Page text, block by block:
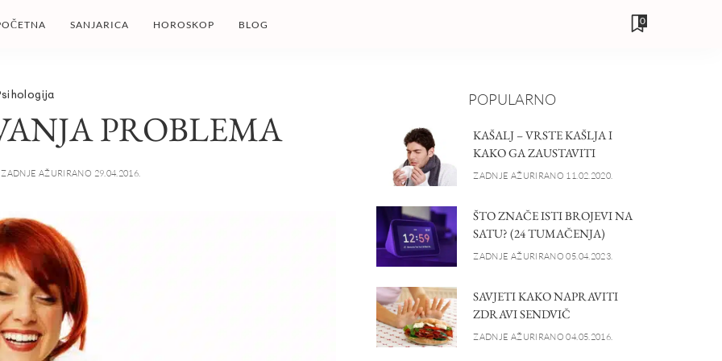
SANJARICA HOROSKOP BLOG 0
PROBLEMA
ZADNJE AŽURIRANO 29.04.2016.
POPULARNO
KAŠALJ – VRSTE KAŠLJA I
KAKO GA ZAUSTAVITI
ZADNJE AŽURIRANO 11.02.2020.
ŠTO ZNAČE ISTI BROJEVI NA
SATU? (24 TUMAČENJA)
ZADNJE AŽURIRANO 05.04.2023.
SAVJETI KAKO NAPRAVITI
ZDRAVI SENDVIČ
ZADNJE AŽURIRANO 04.05.2016.